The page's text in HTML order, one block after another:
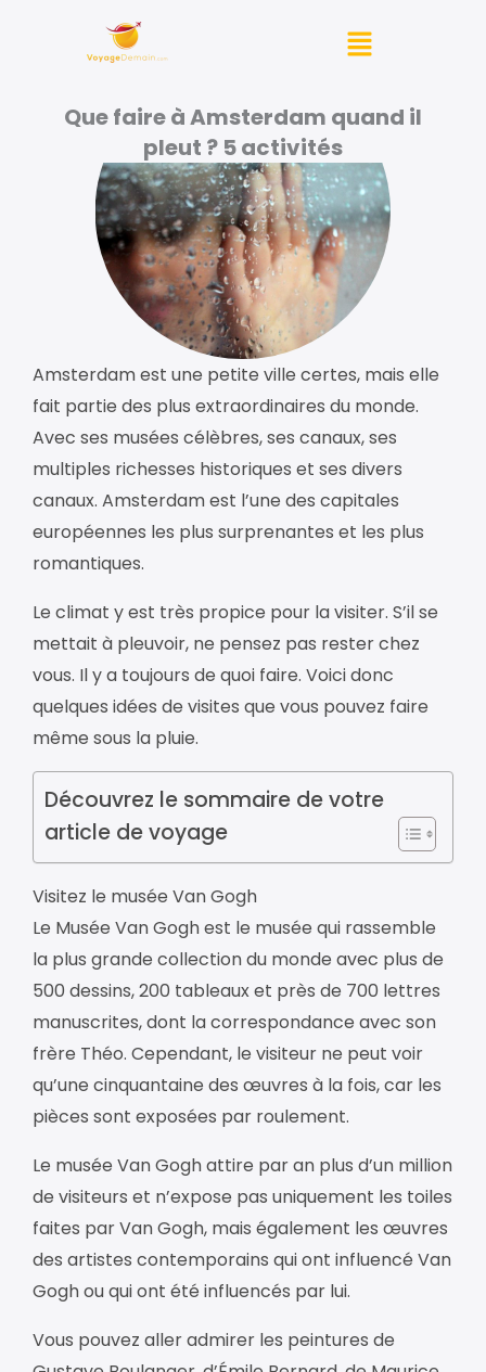
Menu
Que faire à Amsterdam quand il
pleut ? 5 activités
Amsterdam est une petite ville certes, mais elle
fait partie des plus extraordinaires du monde.
Avec ses musées célèbres, ses canaux, ses
multiples richesses historiques et ses divers
canaux. Amsterdam est l’une des capitales
européennes les plus surprenantes et les plus
romantiques.
Le climat y est très propice pour la visiter. S’il se
mettait à pleuvoir, ne pensez pas rester chez
vous. Il y a toujours de quoi faire. Voici donc
quelques idées de visites que vous pouvez faire
même sous la pluie.
Découvrez le sommaire de votre
article de voyage
Visitez le musée Van Gogh
Le Musée Van Gogh est le musée qui rassemble
la plus grande collection du monde avec plus de
500 dessins, 200 tableaux et près de 700 lettres
manuscrites, dont la correspondance avec son
frère Théo. Cependant, le visiteur ne peut voir
qu’une cinquantaine des œuvres à la fois, car les
pièces sont exposées par roulement.
Le musée Van Gogh attire par an plus d’un million
de visiteurs et n’expose pas uniquement les toiles
faites par Van Gogh, mais également les œuvres
des artistes contemporains qui ont influencé Van
Gogh ou qui ont été influencés par lui.
Vous pouvez aller admirer les peintures de